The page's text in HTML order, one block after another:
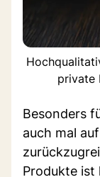
private
Besonders
auch mal
Produkte ist